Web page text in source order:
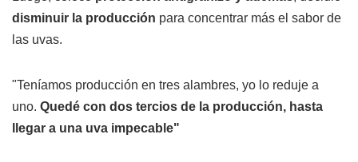
disminuir la producción para concentrar más el sabor de
las uvas.
"Teníamos producción en tres alambres, yo lo reduje a
uno. Quedé con dos tercios de la producción, hasta
llegar a una uva impecable"